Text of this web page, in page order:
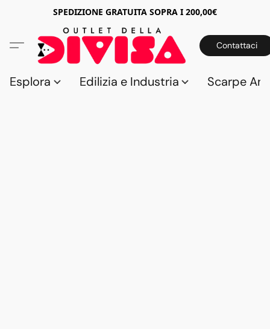
SPEDIZIONE GRATUITA SOPRA I 200,00€
Contattaci
Esplora Edilizia e Industria Scarpe